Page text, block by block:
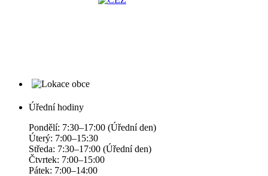
Úřední hodiny
Pondělí: 7:30–17:00 (Úřední den)
Úterý: 7:00–15:30
Středa: 7:30–17:00 (Úřední den)
Čtvrtek: 7:00–15:00
Pátek: 7:00–14:00